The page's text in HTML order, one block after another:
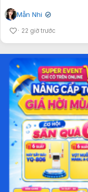
Mẫn Nhi ✔
22 giờ trước